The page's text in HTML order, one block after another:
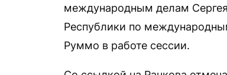
международным делам
Республики по
Руммо в работе сессии.